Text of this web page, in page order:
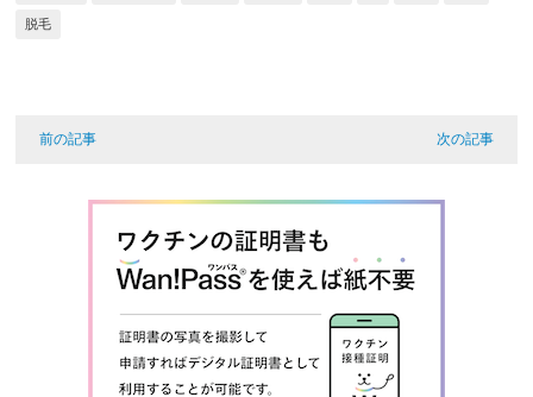
脱毛
前の記事 次の記事